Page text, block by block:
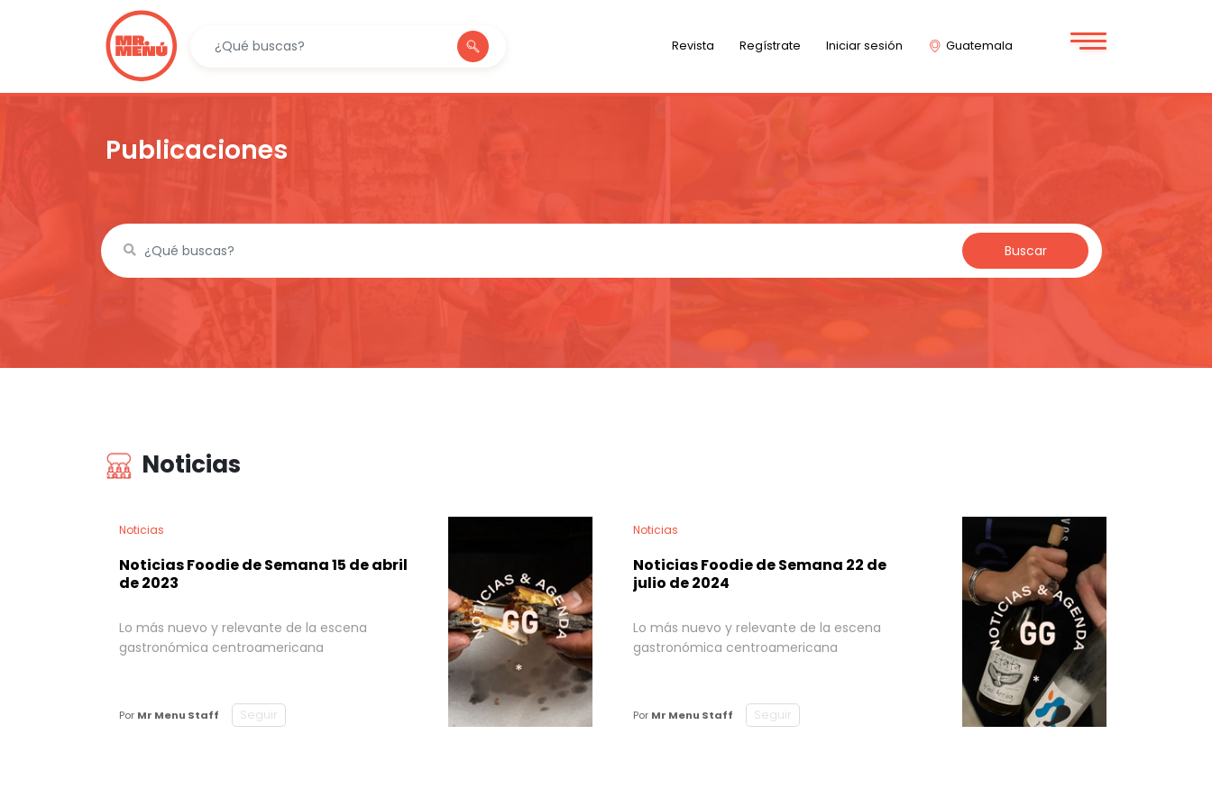
Revista Regístrate Iniciar sesión Guatemala
Publicaciones
Buscar
Noticias
Noticias
Noticias Foodie de Semana 15 de abril
de 2023
Lo más nuevo y relevante de la escena
gastronómica centroamericana
Por Mr Menu Staff Seguir
Noticias
Noticias Foodie de Semana 22 de
julio de 2024
Lo más nuevo y relevante de la escena
gastronómica centroamericana
Por Mr Menu Staff Seguir